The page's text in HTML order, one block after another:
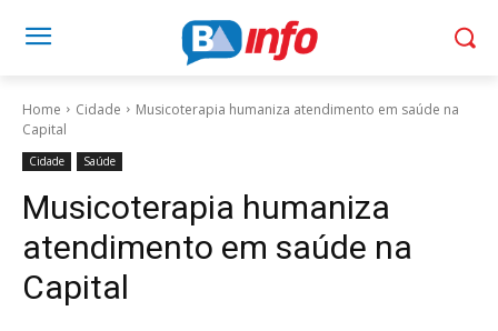
Home Cidade
Musicoterapia humaniza atendimento em saúde na
Capital
Cidade Saúde
Musicoterapia humaniza
atendimento em saúde na
Capital